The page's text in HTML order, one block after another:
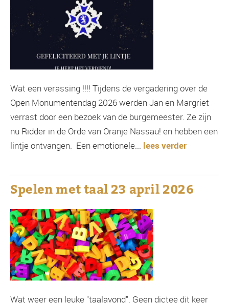
Wat een verassing !!!! Tijdens de vergadering over de
Open Monumentendag 2026 werden Jan en Margriet
verrast door een bezoek van de burgemeester. Ze zijn
nu Ridder in de Orde van Oranje Nassau! en hebben een
lintje ontvangen. Een emotionele... lees verder
Spelen met taal 23 april 2026
Wat weer een leuke "taalavond". Geen dictee dit keer